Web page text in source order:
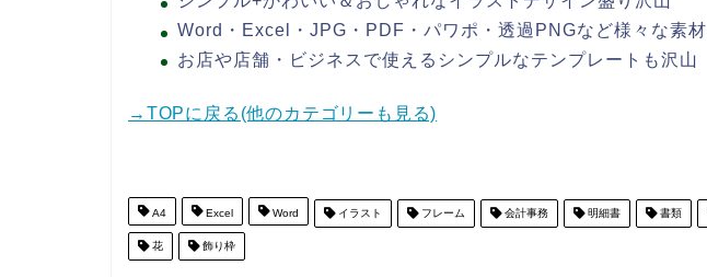
Word・Excel・JPG・PDF・パワポ・透過PNGなど様々な素材
お店や店舗・ビジネスで使えるシンプルなテンプレートも沢山
→TOPに戻る(他のカテゴリーも見る)
A4 Excel Word イラスト フレーム 会計事務 明細書 書類
花 飾り枠